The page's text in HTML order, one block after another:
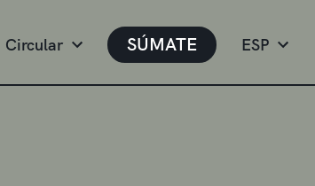
Circular SÚMATE ESP